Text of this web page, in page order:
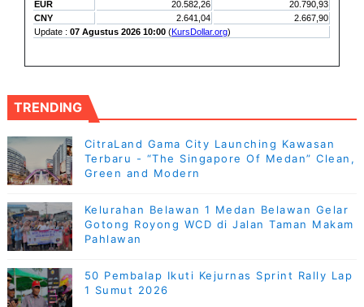
TRENDING
CitraLand Gama City Launching Kawasan
Terbaru - “The Singapore Of Medan” Clean,
Green and Modern
Kelurahan Belawan 1 Medan Belawan Gelar
Gotong Royong WCD di Jalan Taman Makam
Pahlawan
50 Pembalap Ikuti Kejurnas Sprint Rally Lap
1 Sumut 2026